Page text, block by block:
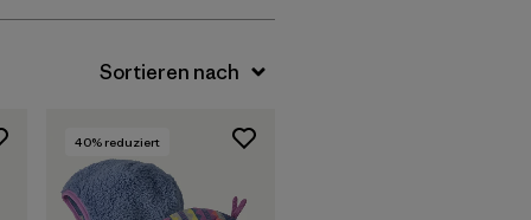
40% reduziert